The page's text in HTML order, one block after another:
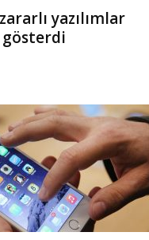
yazılımlar
gösterdi